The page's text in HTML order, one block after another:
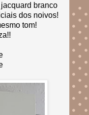
branco
dos noivos!
tom!